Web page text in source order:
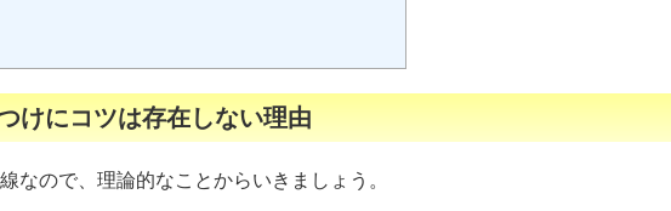
けにコツは存在しない理由
なので、理論的なことからいきましょう。